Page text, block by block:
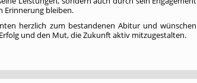
Erinnerung bleiben.
herzlich zum bestandenen Abitur und wünschen
und den Mut, die Zukunft aktiv mitzugestalten.